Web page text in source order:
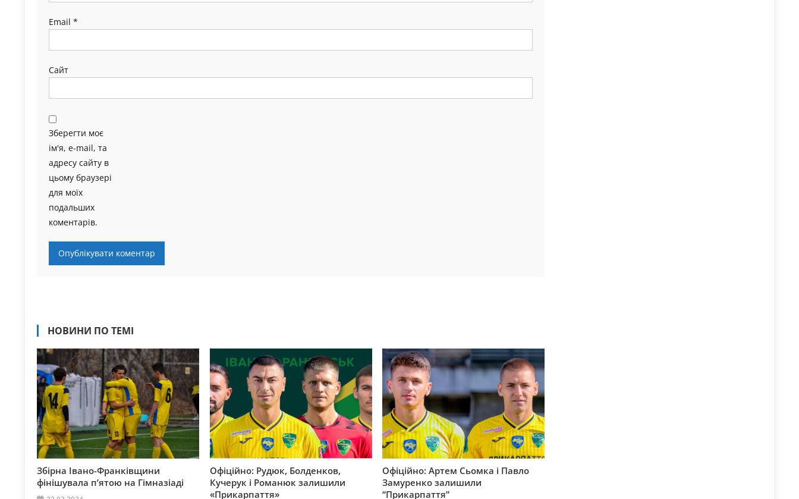
Email *
Сайт
Зберегти моє
ім'я, e-mail, та
адресу сайту в
цьому браузері
для моїх
подальших
коментарів.
НОВИНИ ПО ТЕМІ
Збірна Івано-Франківщини
фінішувала п’ятою на Гімназіаді
Офіційно: Рудюк, Болденков,
Кучерук і Романюк залишили
«Прикарпаття»
Офіційно: Артем Сьомка і Павло
Замуренко залишили
“Прикарпаття”